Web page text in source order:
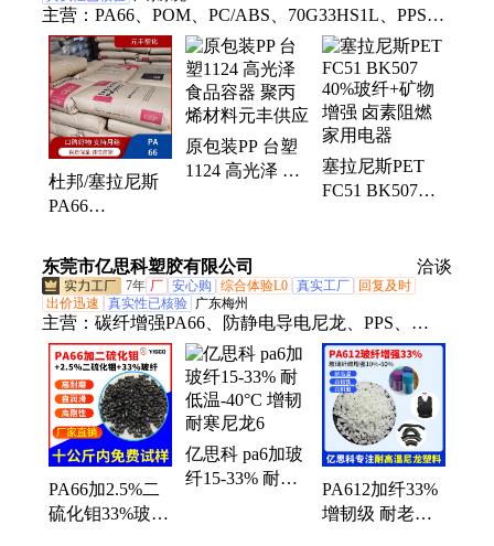
主营： PA66、POM、PC/ABS、70G33HS1L、PPS、
Eva、TPU、POE、pa6t、Pa9t、ppsu、Tpu、Tpv、
1180a、Peek、M800e、PVDF、Pmma、Tpee、
Pom100p、Pom500p、Pom900p、Abs747、Abs757、
独山子800h、PoK
杜邦/塞拉尼斯
PA66
BK031 +GF33%
增强级pa66
原包装PP 台塑
1124 高光泽 食
塞拉尼斯PET
FC51 BK507
东莞市亿思科塑胶有限公司 洽谈
7年 厂 安心购 综合体验L0 真实工厂
回复及时
出价迅速
真实性已核验 广东梅州
主营： 碳纤增强PA66、防静电导电尼龙、PPS、
PEI、PEEK、黑色加纤PEI、pps塑胶、咖啡色pps、
黑色pps、pps塑料、lcp塑胶、环保pps、lcp塑料、pa6
塑胶、pei塑胶、耐磨pa6、pa66塑胶、导电peek、pa9t
塑胶、pa6t塑胶、高温pa6t
PA66加2.5%二
硫化钼33%玻纤
亿思科 pa6加玻
纤15-33% 耐低
PA612加纤33%
增韧级 耐老化